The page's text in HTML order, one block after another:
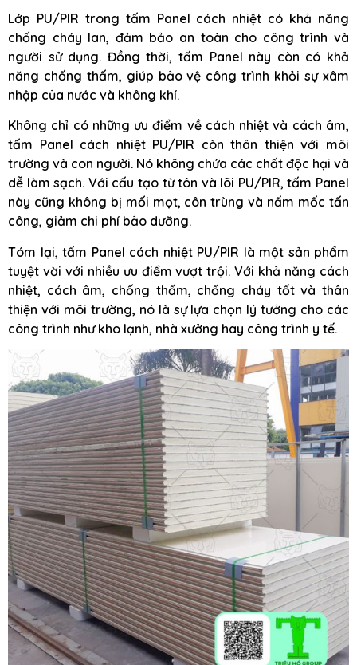
Lớp PU/PIR trong tấm Panel cách nhiệt có khả năng
chống cháy lan, đảm bảo an toàn cho công trình và
người sử dụng. Đồng thời, tấm Panel này còn có khả
năng chống thấm, giúp bảo vệ công trình khỏi sự xâm
nhập của nước và không khí.
Không chỉ có những ưu điểm về cách nhiệt và cách âm,
tấm Panel cách nhiệt PU/PIR còn thân thiện với môi
trường và con người. Nó không chứa các chất độc hại và
dễ làm sạch. Với cấu tạo từ tôn và lõi PU/PIR, tấm Panel
này cũng không bị mối mọt, côn trùng và nấm mốc tấn
công, giảm chi phí bảo dưỡng.
Tóm lại, tấm Panel cách nhiệt PU/PIR là một sản phẩm
tuyệt vời với nhiều ưu điểm vượt trội. Với khả năng cách
nhiệt, cách âm, chống thấm, chống cháy tốt và thân
thiện với môi trường, nó là sự lựa chọn lý tưởng cho các
công trình như kho lạnh, nhà xưởng hay công trình y tế.